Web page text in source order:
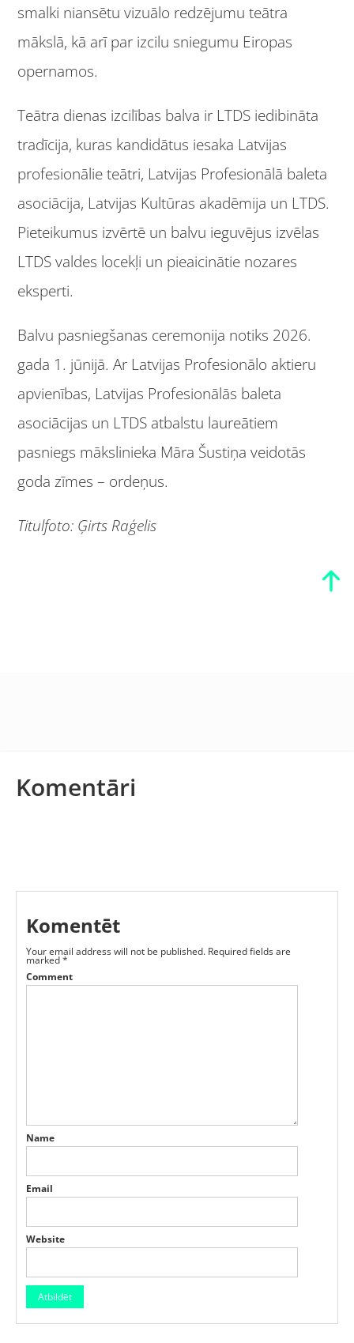
smalki niansētu vizuālo redzējumu teātra
mākslā, kā arī par izcilu sniegumu Eiropas
opernamos.
Teātra dienas izcilības balva ir LTDS iedibināta
tradīcija, kuras kandidātus iesaka Latvijas
profesionālie teātri, Latvijas Profesionālā baleta
asociācija, Latvijas Kultūras akadēmija un LTDS.
Pieteikumus izvērtē un balvu ieguvējus izvēlas
LTDS valdes locekļi un pieaicinātie nozares
eksperti.
Balvu pasniegšanas ceremonija notiks 2026.
gada 1. jūnijā. Ar Latvijas Profesionālo aktieru
apvienības, Latvijas Profesionālās baleta
asociācijas un LTDS atbalstu laureātiem
pasniegs mākslinieka Māra Šustiņa veidotās
goda zīmes – ordeņus.
Titulfoto: Ģirts Raģelis
Komentāri
Komentēt
Your email address will not be published. Required fields are
marked*
Comment
Name
Email
Website